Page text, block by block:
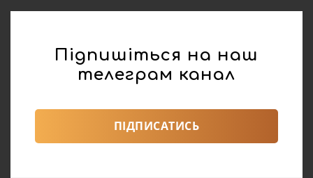
Підпишіться на наш
телеграм канал
ПІДПИСАТИСЬ